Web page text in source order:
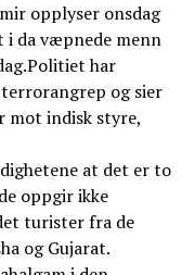
opplyser onsdag
da væpnede menn
har
og sier
mot indisk styre,
at det er to
oppgir ikke
turister fra de
og Gujarat.